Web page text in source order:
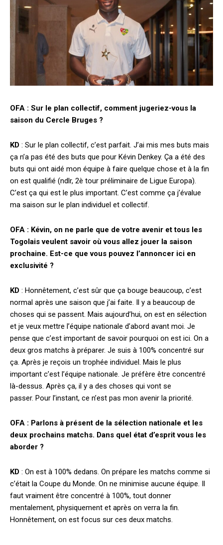
OFA : Sur le plan collectif, comment jugeriez-vous la
saison du Cercle Bruges ?
KD : Sur le plan collectif, c’est parfait. J’ai mis mes buts mais
ça n’a pas été des buts que pour Kévin Denkey. Ça a été des
buts qui ont aidé mon équipe à faire quelque chose et à la fin
on est qualifié (ndlr, 2è tour préliminaire de Ligue Europa).
C’est ça qui est le plus important. C’est comme ça j’évalue
ma saison sur le plan individuel et collectif.
OFA : Kévin, on ne parle que de votre avenir et tous les
Togolais veulent savoir où vous allez jouer la saison
prochaine. Est-ce que vous pouvez l’annoncer ici en
exclusivité ?
KD : Honnêtement, c’est sûr que ça bouge beaucoup, c’est
normal après une saison que j’ai faite. Il y a beaucoup de
choses qui se passent. Mais aujourd’hui, on est en sélection
et je veux mettre l’équipe nationale d’abord avant moi. Je
pense que c’est important de savoir pourquoi on est ici. On a
deux gros matchs à préparer. Je suis à 100% concentré sur
ça. Après je reçois un trophée individuel. Mais le plus
important c’est l’équipe nationale. Je préfère être concentré
là-dessus. Après ça, il y a des choses qui vont se
passer. Pour l’instant, ce n’est pas mon avenir la priorité.
OFA : Parlons à présent de la sélection nationale et les
deux prochains matchs. Dans quel état d’esprit vous les
aborder ?
KD : On est à 100% dedans. On prépare les matchs comme si
c’était la Coupe du Monde. On ne minimise aucune équipe. Il
faut vraiment être concentré à 100%, tout donner
mentalement, physiquement et après on verra la fin.
Honnêtement, on est focus sur ces deux matchs.